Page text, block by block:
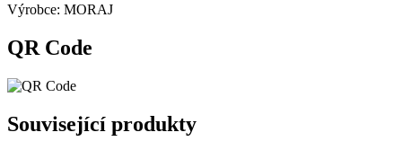
Výrobce: MORAJ
QR Code
Související produkty